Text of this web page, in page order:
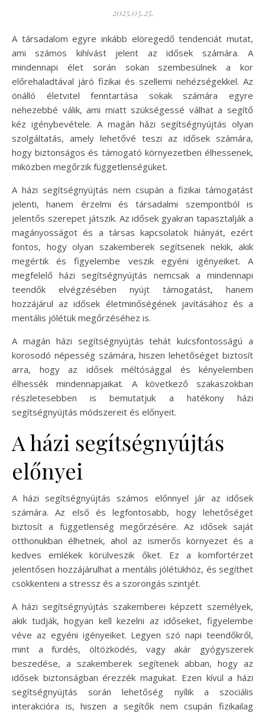
2025.03.25.
A társadalom egyre inkább elöregedő tendenciát mutat,
ami számos kihívást jelent az idősek számára. A
mindennapi élet során sokan szembesülnek a kor
előrehaladtával járó fizikai és szellemi nehézségekkel. Az
önálló életvitel fenntartása sokak számára egyre
nehezebbé válik, ami miatt szükségessé válhat a segítő
kéz igénybevétele. A magán házi segítségnyújtás olyan
szolgáltatás, amely lehetővé teszi az idősek számára,
hogy biztonságos és támogató környezetben élhessenek,
miközben megőrzik függetlenségüket.
A házi segítségnyújtás nem csupán a fizikai támogatást
jelenti, hanem érzelmi és társadalmi szempontból is
jelentős szerepet játszik. Az idősek gyakran tapasztalják a
magányosságot és a társas kapcsolatok hiányát, ezért
fontos, hogy olyan szakemberek segítsenek nekik, akik
megértik és figyelembe veszik egyéni igényeiket. A
megfelelő házi segítségnyújtás nemcsak a mindennapi
teendők elvégzésében nyújt támogatást, hanem
hozzájárul az idősek életminőségének javításához és a
mentális jólétük megőrzéséhez is.
A magán házi segítségnyújtás tehát kulcsfontosságú a
korosodó népesség számára, hiszen lehetőséget biztosít
arra, hogy az idősek méltósággal és kényelemben
élhessék mindennapjaikat. A következő szakaszokban
részletesebben is bemutatjuk a hatékony házi
segítségnyújtás módszereit és előnyeit.
A házi segítségnyújtás
előnyei
A házi segítségnyújtás számos előnnyel jár az idősek
számára. Az első és legfontosabb, hogy lehetőséget
biztosít a függetlenség megőrzésére. Az idősek saját
otthonukban élhetnek, ahol az ismerős környezet és a
kedves emlékek körülveszik őket. Ez a komfortérzet
jelentősen hozzájárulhat a mentális jólétükhöz, és segíthet
csökkenteni a stressz és a szorongás szintjét.
A házi segítségnyújtás szakemberei képzett személyek,
akik tudják, hogyan kell kezelni az időseket, figyelembe
véve az egyéni igényeiket. Legyen szó napi teendőkről,
mint a fürdés, öltözködés, vagy akár gyógyszerek
beszedése, a szakemberek segítenek abban, hogy az
idősek biztonságban érezzék magukat. Ezen kívül a házi
segítségnyújtás során lehetőség nyílik a szociális
interakcióra is, hiszen a segítők nem csupán fizikailag